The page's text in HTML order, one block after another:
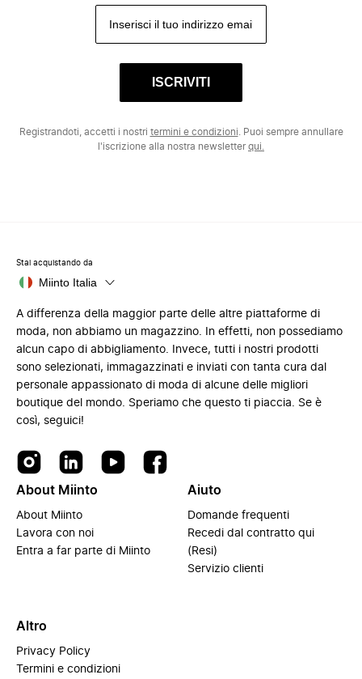
ISCRIVITI
Registrandoti, accetti i nostri termini e condizioni . Puoi sempre annullare
l'iscrizione alla nostra newsletterqui.
Stai acquistando da
Miinto Italia
A differenza della maggior parte delle altre piattaforme di
moda, non abbiamo un magazzino. In effetti, non possediamo
alcun capo di abbigliamento. Invece, tutti i nostri prodotti
sono selezionati, immagazzinati e inviati con tanta cura dal
personale appassionato di moda di alcune delle migliori
boutique del mondo. Speriamo che questo ti piaccia. Se è
così, seguici!
About Miinto
About Miinto
Lavora con noi
Entra a far parte di Miinto
Aiuto
Domande frequenti
Recedi dal contratto qui
(Resi)
Servizio clienti
Altro
Privacy Policy
Termini e condizioni